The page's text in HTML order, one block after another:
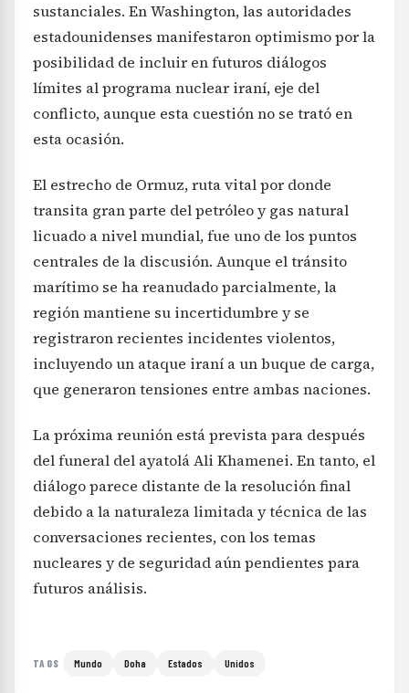
sustanciales. En Washington, las autoridades
estadounidenses manifestaron optimismo por la
posibilidad de incluir en futuros diálogos
límites al programa nuclear iraní, eje del
conflicto, aunque esta cuestión no se trató en
esta ocasión.
El estrecho de Ormuz, ruta vital por donde
transita gran parte del petróleo y gas natural
licuado a nivel mundial, fue uno de los puntos
centrales de la discusión. Aunque el tránsito
marítimo se ha reanudado parcialmente, la
región mantiene su incertidumbre y se
registraron recientes incidentes violentos,
incluyendo un ataque iraní a un buque de carga,
que generaron tensiones entre ambas naciones.
La próxima reunión está prevista para después
del funeral del ayatolá Ali Khamenei. En tanto, el
diálogo parece distante de la resolución final
debido a la naturaleza limitada y técnica de las
conversaciones recientes, con los temas
nucleares y de seguridad aún pendientes para
futuros análisis.
TAGS Mundo Doha Estados Unidos